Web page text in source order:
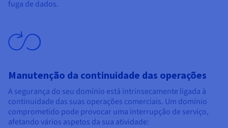
fuga de dados.
Manutenção da continuidade das operações
A segurança do seu domínio está intrinsecamente ligada à
continuidade das suas operações comerciais. Um domínio
comprometido pode provocar uma interrupção de serviço,
afetando vários aspetos da sua atividade: